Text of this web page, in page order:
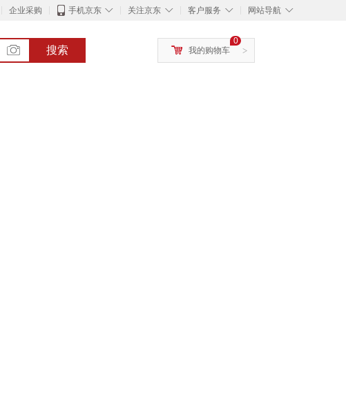
企业采购 ◇
手机京东 ◇
关注京东 ◇
客户服务 ◇
网站导航
搜索 >
0
我的购物车